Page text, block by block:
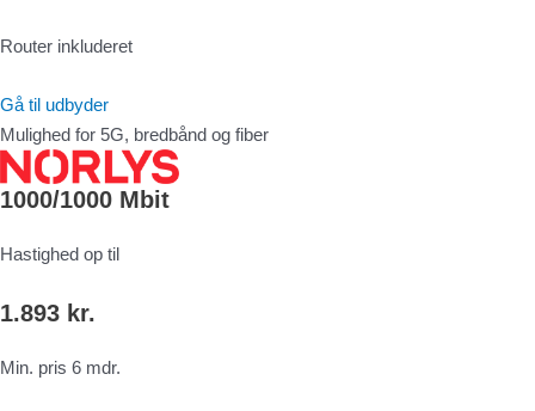
Router inkluderet
Gå til udbyder
Mulighed for 5G, bredbånd og fiber
1000/1000 Mbit
Hastighed op til
1.893 kr.
Min. pris 6 mdr.